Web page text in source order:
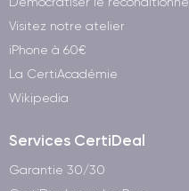
Visitez notre atelier
iPhone à 60€
La CertiAcadémie
Wikipedia
Services CertiDeal
Garantie 30/30